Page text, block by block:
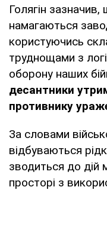
Голягін
намагаються
користуючись
труднощами з
оборону наших
десантники
противнику
За словами
відбуваються
зводиться до дій
просторі з